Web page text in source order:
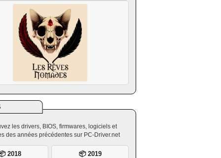
les drivers, BIOS, firmwares, logiciels et
des années précédentes sur PC-Driver.net
2018 📦 2019